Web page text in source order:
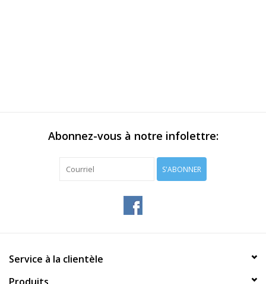
Abonnez-vous à notre infolettre:
S'ABONNER
Service à la clientèle